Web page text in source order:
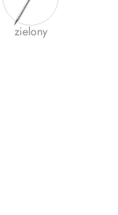
zielony